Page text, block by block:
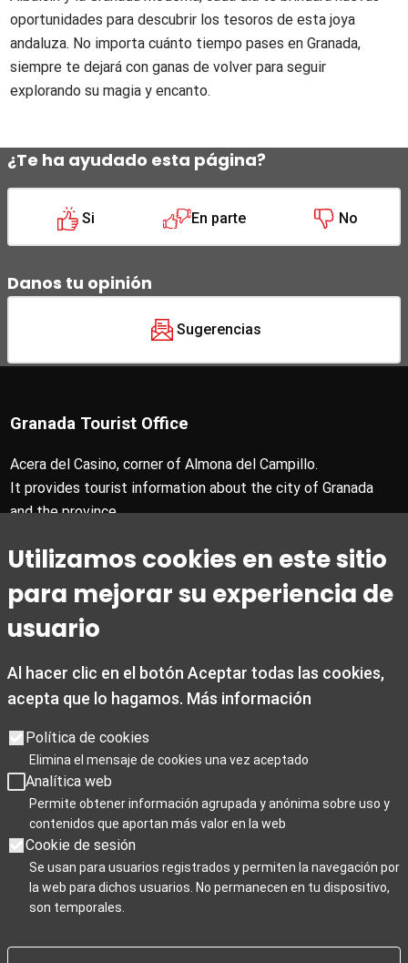
oportunidades para descubrir los tesoros de esta joya
andaluza. No importa cuánto tiempo pases en Granada,
siempre te dejará con ganas de volver para seguir
explorando su magia y encanto.
¿Te ha ayudado esta página?
Si En parte No
Danos tu opinión
Sugerencias
Granada Tourist Office
Acera del Casino, corner of Almona del Campillo.
It provides tourist information about the city of Granada
and the province.
Granada Card T +34 858 880 990
turismo@granada.org
Opening times
Opening hours: Monday to Friday from 9:00 a.m. to 7:00 p.m.
Saturdays 10:00 a.m. to 2 p.m. and 3.30p.m. to 7:00 p.m
Sundays, and public holidays from 10:00 a.m. to 3:00 p.m.
Christmas closing days: December 25th, January 1st, and
January 6th.
Para Profesionales
Utilizamos cookies en este sitio
para mejorar su experiencia de
usuario
Al hacer clic en el botón Aceptar todas las cookies,
acepta que lo hagamos. Más información
Política de cookies
Elimina el mensaje de cookies una vez aceptado
Analítica web
Permite obtener información agrupada y anónima sobre uso y
contenidos que aportan más valor en la web
Cookie de sesión
Se usan para usuarios registrados y permiten la navegación por
la web para dichos usuarios. No permanecen en tu dispositivo,
son temporales.